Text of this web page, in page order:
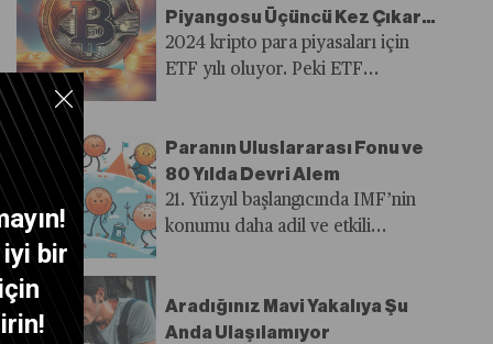
iyi bir
Piyangosu Üçüncü Kez Çıkar
mı?
2024 kripto para piyasaları için
ETF yılı oluyor. Peki ETF
Paranın Uluslararası Fonu ve
80 Yılda Devri Alem
21. Yüzyıl başlangıcında IMF’nin
konumu daha adil ve etkili
Aradığınız Mavi Yakalıya Şu
Anda Ulaşılamıyor